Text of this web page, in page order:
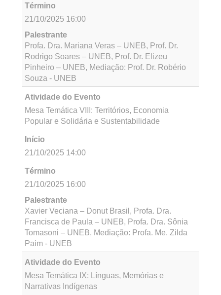
Atividade do Evento
Mesa sobre a Criação do Programa de Pós-
Responsabilidade Socioambiental
Início
21/10/2025 14:00
Término
21/10/2025 16:00
Palestrante
- UNEB
Atividade do Evento
Mesa Temática VII – Humanidades, Governança
e Responsabilidade Socioambiental
Início
21/10/2025 14:00
Término
21/10/2025 16:00
Palestrante
Profa. Dra. Mariana Veras – UNEB, Prof. Dr.
Rodrigo Soares – UNEB, Prof. Dr. Elizeu